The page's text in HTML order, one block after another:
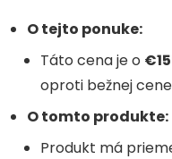
O tejto ponuke:
Táto cena je o
oproti bežnej
O tomto produkte:
Produkt má